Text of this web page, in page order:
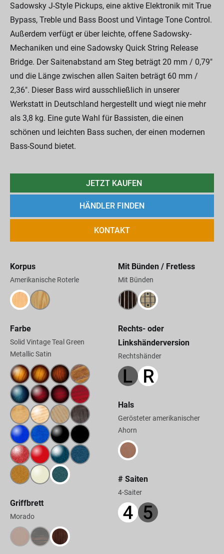
Korpus
Amerikanische Roterle
Farbe
Solid Vintage Teal Green
Metallic Satin
Griffbrett
Morado
Mit Bünden / Fretless
Mit Bünden
Rechts- oder
Linkshänderversion
Rechtshänder
Hals
Gerösteter amerikanischer
Ahorn
# Saiten
4-Saiter
Sadowsky J-Style Pickups, eine aktive Elektronik mit True
Bypass, Treble und Bass Boost und Vintage Tone Control.
Außerdem verfügt er über leichte, offene Sadowsky-
Mechaniken und eine Sadowsky Quick String Release
Bridge. Der Saitenabstand am Steg beträgt 20 mm / 0,79"
und die Länge zwischen allen Saiten beträgt 60 mm /
2,36". Dieser Bass wird ausschließlich in unserer
Werkstatt in Deutschland hergestellt und wiegt nie mehr
als 3,8 kg. Eine gute Wahl für Bassisten, die einen
schönen und leichten Bass suchen, der einen modernen
Bass-Sound bietet.
JETZT KAUFEN
HÄNDLER FINDEN
KONTAKT